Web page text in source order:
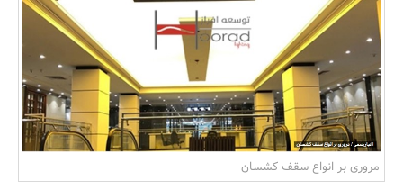
بانک، بیمه و سرمایه
مسکن و ساختمان
مروری بر انواع سقف کشسان